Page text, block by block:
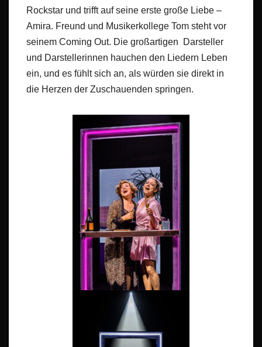
Rockstar und trifft auf seine erste große Liebe –
Amira. Freund und Musikerkollege Tom steht vor
seinem Coming Out. Die großartigen Darsteller
und Darstellerinnen hauchen den Liedern Leben
ein, und es fühlt sich an, als würden sie direkt in
die Herzen der Zuschauenden springen.